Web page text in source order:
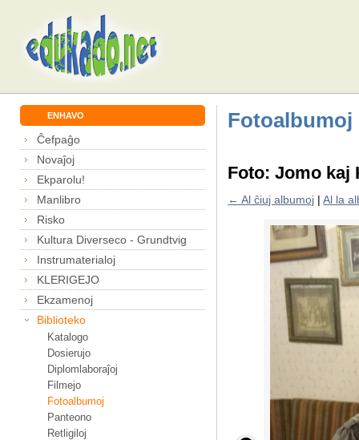
ENHAVO
Ĉefpaĝo
Novaĵoj
Ekparolu!
Manlibro
Risko
Kultura Diverseco - Grundtvig
Instrumaterialoj
KLERIGEJO
Ekzamenoj
Biblioteko
Katalogo
Dosierujo
Diplomlaboraĵoj
Filmejo
Fotoalbumoj
Panteono
Retligiloj
Fotoalbumoj
Foto: Jomo kaj
← Al ĉiuj albumoj |Al la